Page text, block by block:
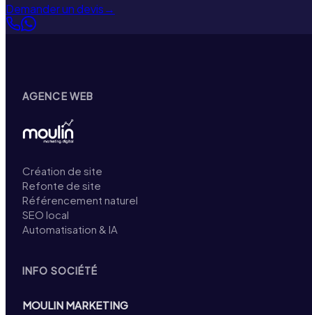
Demander un devis→
AGENCE WEB
Création de site
Refonte de site
Référencement naturel
SEO local
Automatisation & IA
INFO SOCIÉTÉ
MOULIN MARKETING